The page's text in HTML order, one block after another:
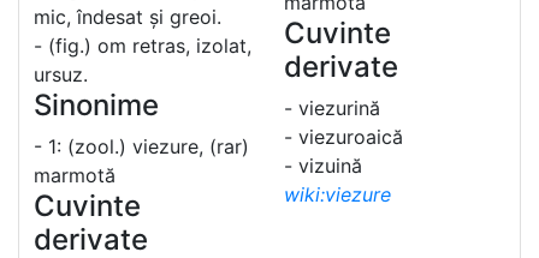
mic, îndesat și greoi.
- (fig.) om retras, izolat,
ursuz.
Sinonime
- 1: (zool.) viezure, (rar)
marmotă
Cuvinte
derivate
Cuvinte
derivate
- viezurină
- viezuroaică
- vizuină
wiki:viezure